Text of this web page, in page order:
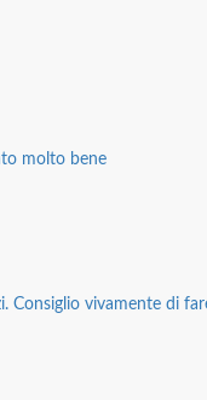
molto bene
Consiglio vivamente di